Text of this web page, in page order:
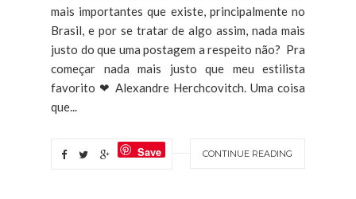
mais importantes que existe, principalmente no
Brasil, e por se tratar de algo assim, nada mais
justo do que uma postagem a respeito não? Pra
começar nada mais justo que meu estilista
favorito ❤ Alexandre Herchcovitch. Uma coisa
que...
CONTINUE READING
Save